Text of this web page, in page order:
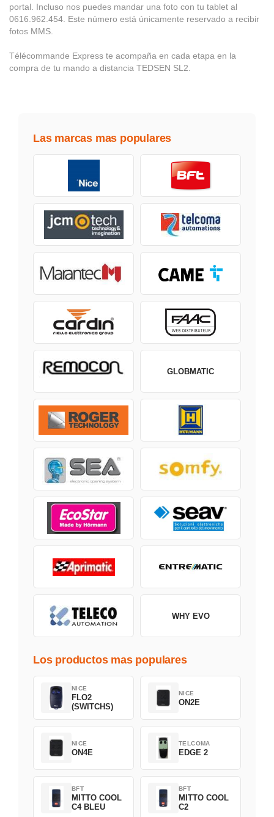
portal. Incluso nos puedes mandar una foto con tu tablet al
0616.962.454. Este número está únicamente reservado a recibir
fotos MMS.
Télécommande Express te acompaña en cada etapa en la
compra de tu mando a distancia TEDSEN SL2.
Las marcas mas populares
GLOBMATIC
WHY EVO
Los productos mas populares
NICE
FLO2
(SWITCHS)
NICE
ON2E
NICE
ON4E
TELCOMA
EDGE 2
BFT
MITTO COOL
C4 BLEU
BFT
MITTO COOL
C2